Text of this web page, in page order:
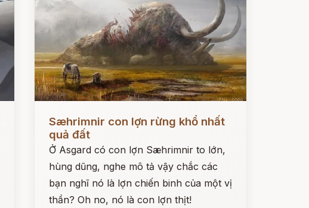
Sæhrimnir con lợn rừng khổ nhất
quả đất
Ở Asgard có con lợn Sæhrimnir to lớn,
hùng dũng, nghe mô tả vậy chắc các
bạn nghĩ nó là lợn chiến binh của một vị
thần? Oh no, nó là con lợn thịt!